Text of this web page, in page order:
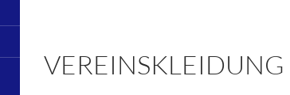
VEREINSKLEIDUNG